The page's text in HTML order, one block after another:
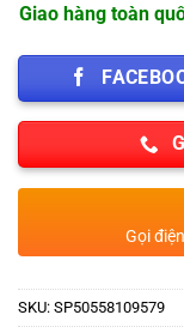
Giao hàng toàn
Gọi
SKU: SP50558109579